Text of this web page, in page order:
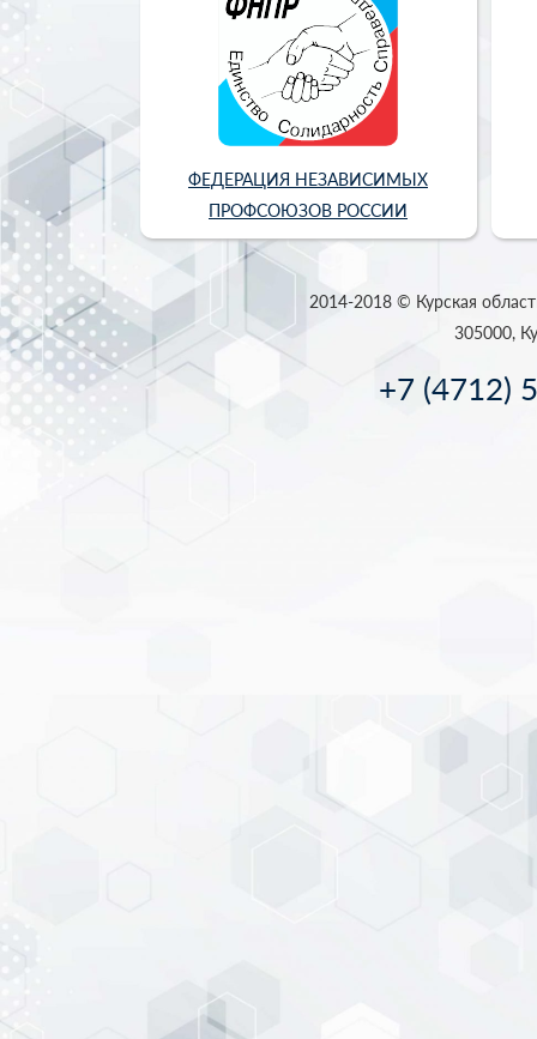
ФЕДЕРАЦИЯ НЕЗАВИСИМЫХ
ПРОФСОЮЗОВ РОССИИ
2014-2018 © Курская
305000,
+7 (4712)